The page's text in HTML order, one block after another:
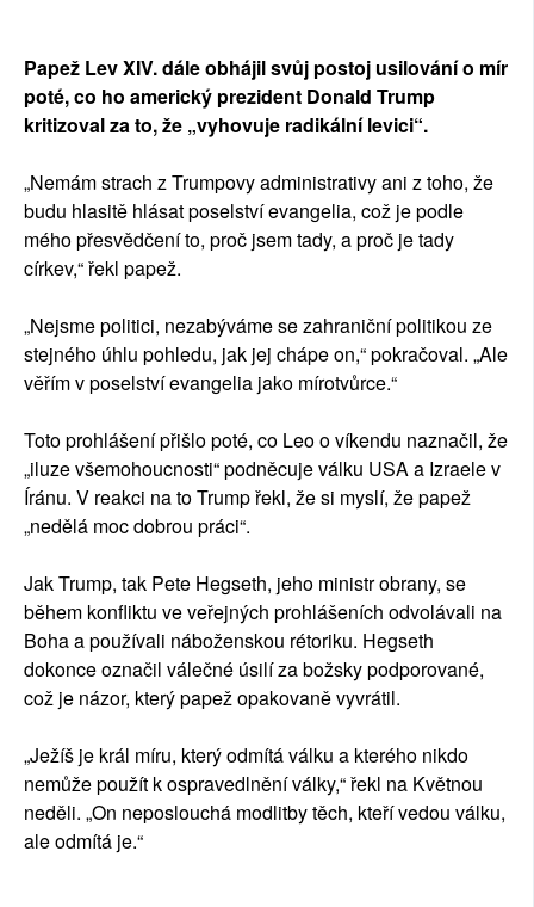
Papež Lev XIV. dále obhájil svůj postoj usilování o mír
poté, co ho americký prezident Donald Trump
kritizoval za to, že „vyhovuje radikální levici“.
„Nemám strach z Trumpovy administrativy ani z toho, že
budu hlasitě hlásat poselství evangelia, což je podle
mého přesvědčení to, proč jsem tady, a proč je tady
církev,“ řekl papež.
„Nejsme politici, nezabýváme se zahraniční politikou ze
stejného úhlu pohledu, jak jej chápe on,“ pokračoval. „Ale
věřím v poselství evangelia jako mírotvůrce.“
Toto prohlášení přišlo poté, co Leo o víkendu naznačil, že
„iluze všemohoucnosti“ podněcuje válku USA a Izraele v
Íránu. V reakci na to Trump řekl, že si myslí, že papež
„nedělá moc dobrou práci“.
Jak Trump, tak Pete Hegseth, jeho ministr obrany, se
během konfliktu ve veřejných prohlášeních odvolávali na
Boha a používali náboženskou rétoriku. Hegseth
dokonce označil válečné úsilí za božsky podporované,
což je názor, který papež opakovaně vyvrátil.
„Ježíš je král míru, který odmítá válku a kterého nikdo
nemůže použít k ospravedlnění války,“ řekl na Květnou
neděli. „On neposlouchá modlitby těch, kteří vedou válku,
ale odmítá je.“